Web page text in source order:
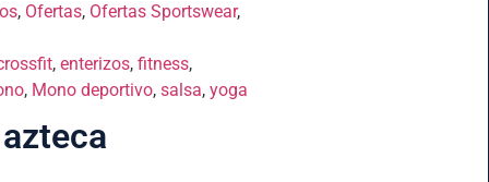
, Ofertas, Ofertas Sportswear,
, enterizos, fitness,
, Mono deportivo, salsa, yoga